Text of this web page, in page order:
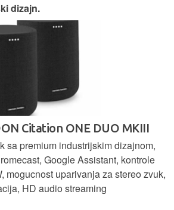
dizajn.
Citation ONE DUO MKIII
sa premium industrijskim dizajnom,
Google Assistant, kontrole
mogucnost uparivanja za stereo zvuk,
HD audio streaming